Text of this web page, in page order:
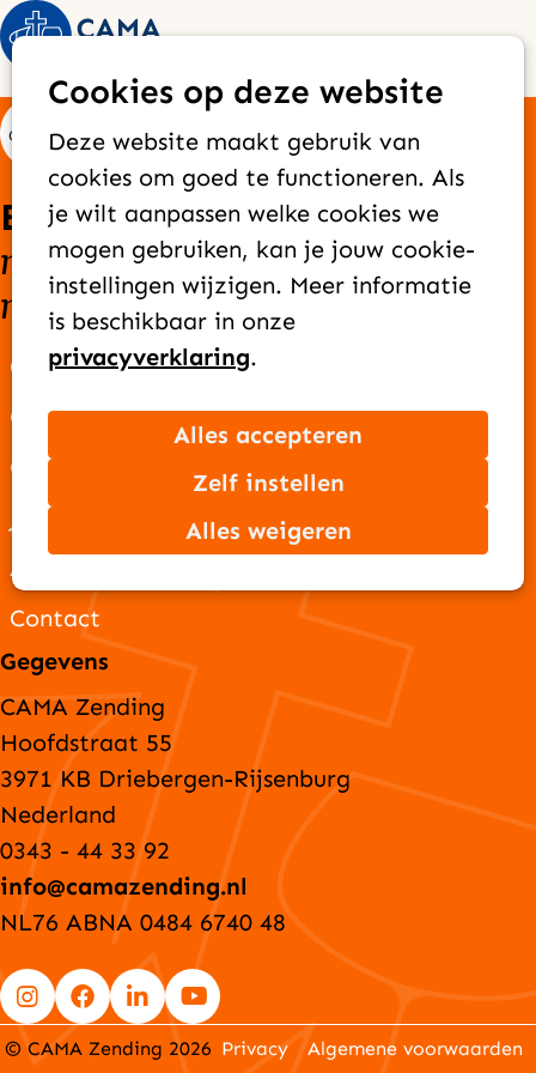
Cookies op deze website
Deze website maakt gebruik van
cookies om goed te functioneren. Als
je wilt aanpassen welke cookies we
mogen gebruiken, kan je jouw cookie-
instellingen wijzigen. Meer informatie
is beschikbaar in onze
privacyverklaring.
Alles accepteren
Zelf instellen
Alles weigeren
Elke dag bereiken we
nieuwe mensen met het goede
nieuws van Jezus
Over CAMA Zending
Onze missie
Ons team
Jaarverslag
ANBI-gegevens
Contact
Gegevens
CAMA Zending
Hoofdstraat 55
3971 KB Driebergen-Rijsenburg
Nederland
0343 - 44 33 92
info@camazending.nl
NL76 ABNA 0484 6740 48
Go
Go
Go
Go
© CAMA Zending 2026 Privacy Algemene voorwaarden